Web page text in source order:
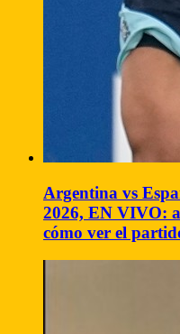
Argentina vs
2026, EN VIVO:
cómo ver el